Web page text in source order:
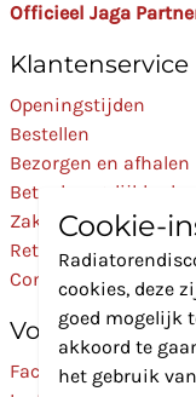
Officieel Jaga
Klantenservice
Openingstijden
Bestellen
Bezorgen en afhalen
Betaalmogelijkheden
Zakelijk
Retourneren
Contact
Volg Ons
Facebook
Cookie-
cookies, deze
goed mogelijk
akkoord te
het gebruik